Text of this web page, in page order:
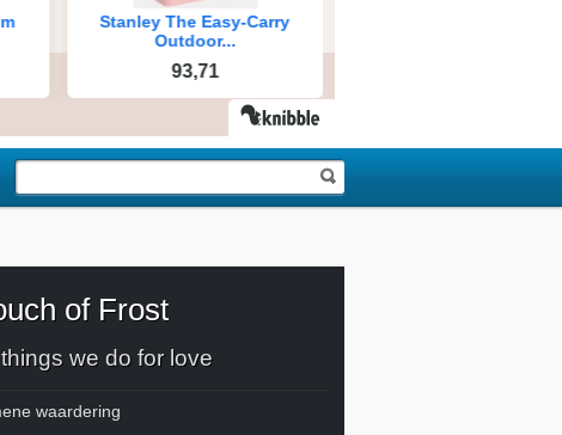
of Frost
we do for love
waardering